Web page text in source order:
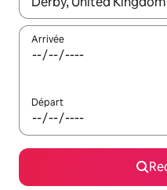
Arrivée
Départ